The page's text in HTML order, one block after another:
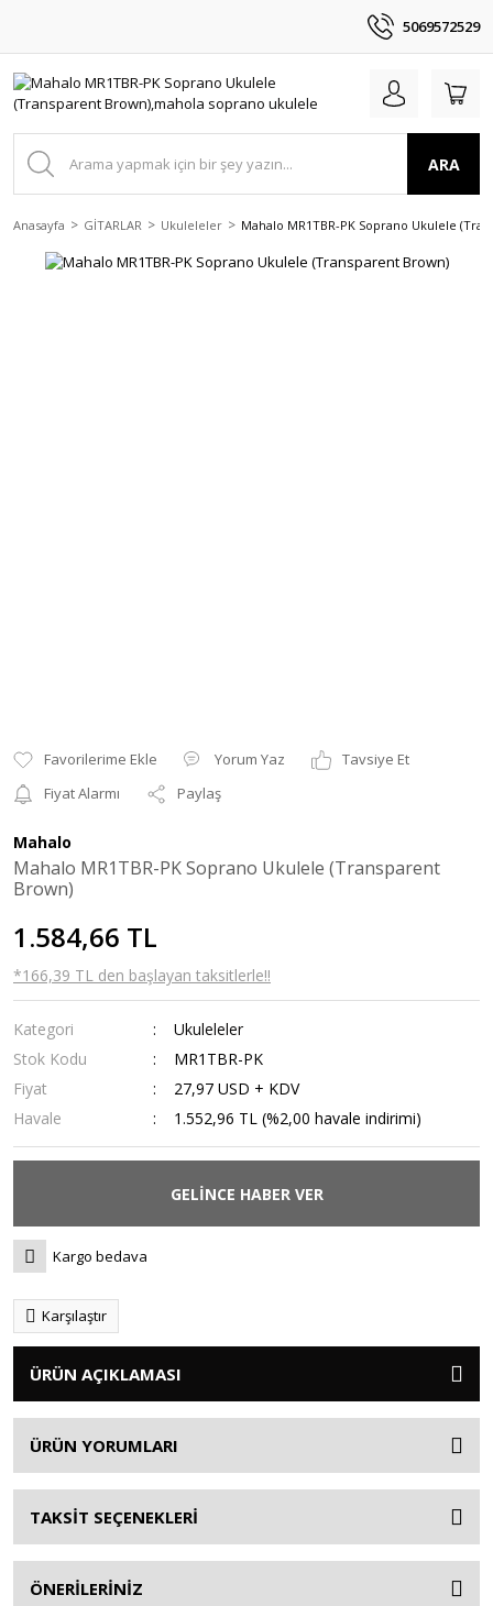
5069572529
ARA
Anasayfa GİTARLAR Ukuleleler Mahalo MR1TBR-PK Soprano Ukulele
Yorum Yaz
Tavsiye Et
Fiyat Alarmı
Paylaş
Mahalo
Mahalo MR1TBR-PK Soprano Ukulele (Transparent
Brown)
1.584,66 TL
*166,39 TL den başlayan taksitlerle!!
Kategori
Ukuleleler
Stok Kodu
MR1TBR-PK
Fiyat
27,97 USD + KDV
Havale
1.552,96 TL (%2,00 havale indirimi)
GELİNCE HABER VER
Kargo bedava
Karşılaştır
ÜRÜN AÇIKLAMASI
ÜRÜN YORUMLARI
TAKSİT SEÇENEKLERİ
ÖNERİLERİNİZ